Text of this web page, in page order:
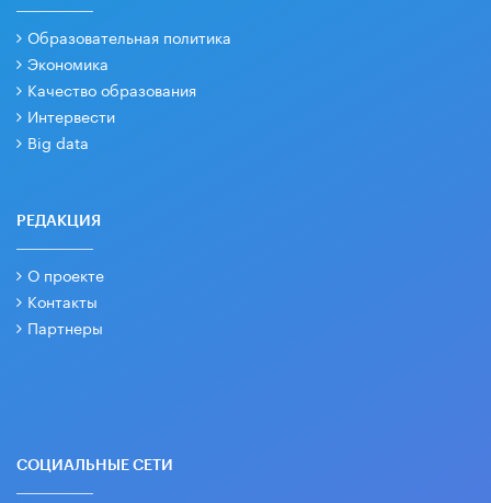
Образовательная политика
Экономика
Качество образования
Интервести
Big data
РЕДАКЦИЯ
О проекте
Контакты
Партнеры
СОЦИАЛЬНЫЕ СЕТИ